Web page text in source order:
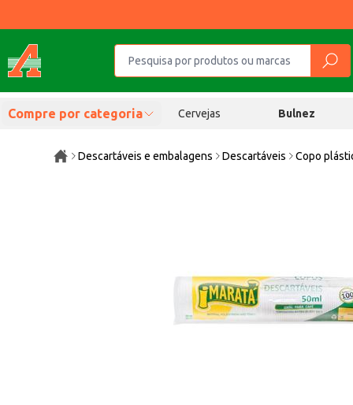
Compre por categoria Cervejas Bulnez
Descartáveis e embalagens Descartáveis Copo